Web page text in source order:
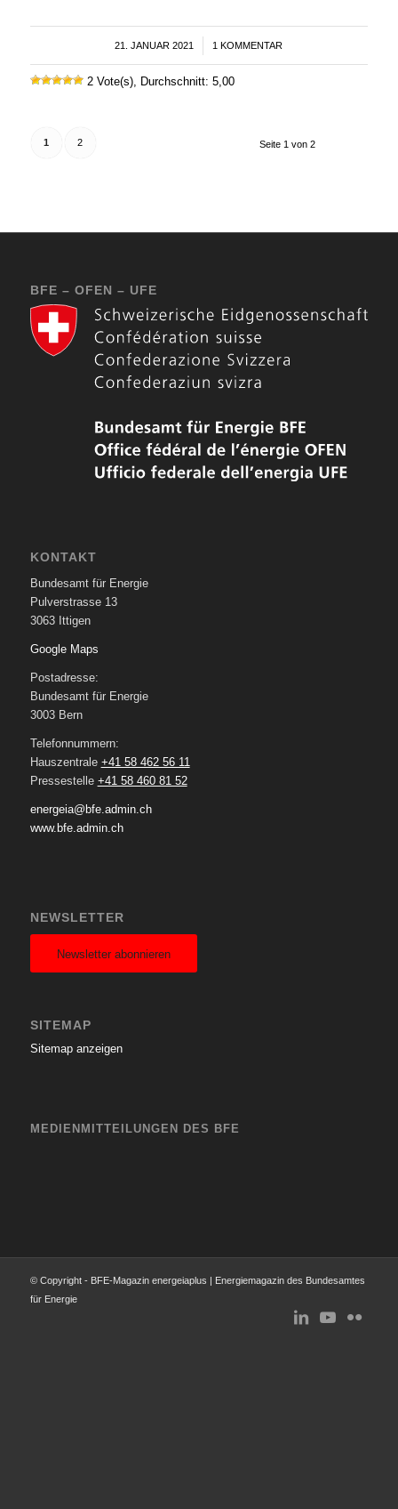
21. JANUAR 2021
/ 1 KOMMENTAR
2 Vote(s), Durchschnitt: 5,00
Seite 1 von 2
1 2
BFE – OFEN – UFE
KONTAKT
Bundesamt für Energie
Pulverstrasse 13
3063 Ittigen
Google Maps
Postadresse:
Bundesamt für Energie
3003 Bern
Telefonnummern:
Hauszentrale +41 58 462 56 11
Pressestelle +41 58 460 81 52
energeia@bfe.admin.ch
www.bfe.admin.ch
NEWSLETTER
Newsletter abonnieren
SITEMAP
Sitemap anzeigen
MEDIENMITTEILUNGEN DES BFE
© Copyright - BFE-Magazin energeiaplus | Energiemagazin des Bundesamtes
für Energie